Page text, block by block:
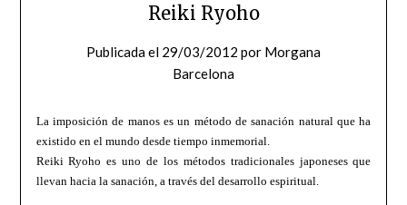
Reiki Ryoho
Publicada el 29/03/2012 por Morgana
Barcelona
La imposición de manos es un método de sanación natural que ha
existido en el mundo desde tiempo inmemorial.
Reiki Ryoho es uno de los métodos tradicionales japoneses que
llevan hacia la sanación, a través del desarrollo espiritual.